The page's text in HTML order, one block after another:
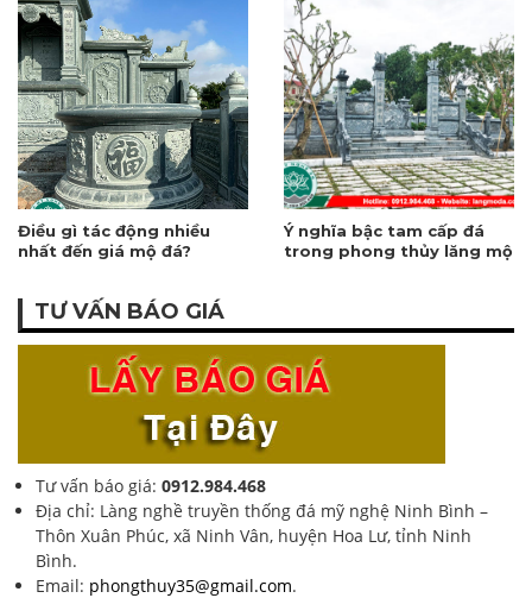
Điều gì tác động nhiều
nhất đến giá mộ đá?
Ý nghĩa bậc tam cấp đá
trong phong thủy lăng mộ
TƯ VẤN BÁO GIÁ
Tư vấn báo giá: 0912.984.468
Địa chỉ: Làng nghề truyền thống đá mỹ nghệ Ninh Bình –
Thôn Xuân Phúc, xã Ninh Vân, huyện Hoa Lư, tỉnh Ninh
Bình.
Email: phongthuy35@gmail.com.